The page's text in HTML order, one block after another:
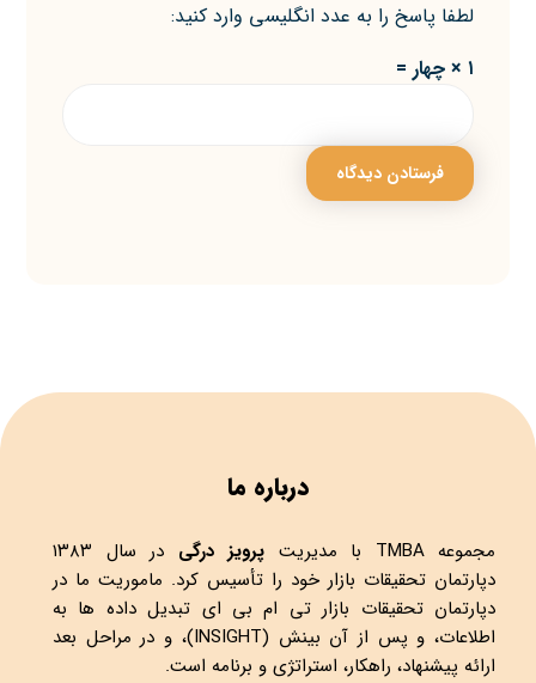
لطفا پاسخ را به عدد انگلیسی وارد کنید:
۱ × چهار =
درباره ما
مجموعهTMBA با مدیریت پرویز درگی
در سال ۱۳۸۳
دپارتمان تحقیقات بازار خود را تأسیس کرد. ماموریت ما در
دپارتمان تحقیقات بازار تی ام بی ای تبدیل داده ها به
اطلاعات، و پس از آن بینش (INSIGHT)، و در مراحل بعد
ارائه پیشنهاد، راهکار، استراتژی و برنامه است.